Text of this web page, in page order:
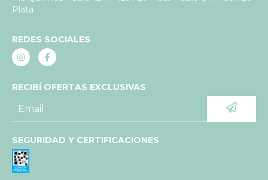
Plata
REDES SOCIALES
RECIBÍ OFERTAS EXCLUSIVAS
SEGURIDAD Y CERTIFICACIONES